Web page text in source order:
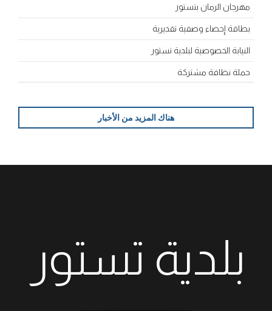
مهرجان الرمان بتستور
بطاقة إحصاء وصفية تقديرية
النيابة الخصوصية لبلدية تستور
حملة نظافة مشتركة
هناك المزيد من الأخبار
بلدية تستور